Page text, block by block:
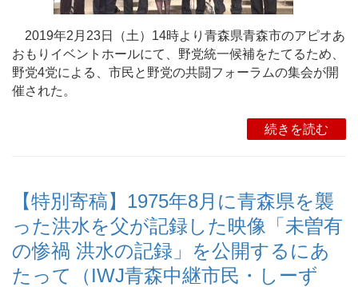
2019年2月23日（土）14時より青森県青森市のアピオあ
おもりイベントホールにて、野党統一候補をたてるため、
野党4党による、市民と野党の共闘フォーラムの集会が開
催された。
続きを読む
【特別寄稿】1975年8月に青森県を襲
った洪水を父が記録した映像「未曽有
の惨禍 洪水の記録」を公開するにあ
たって（IWJ青森中継市民・しーず